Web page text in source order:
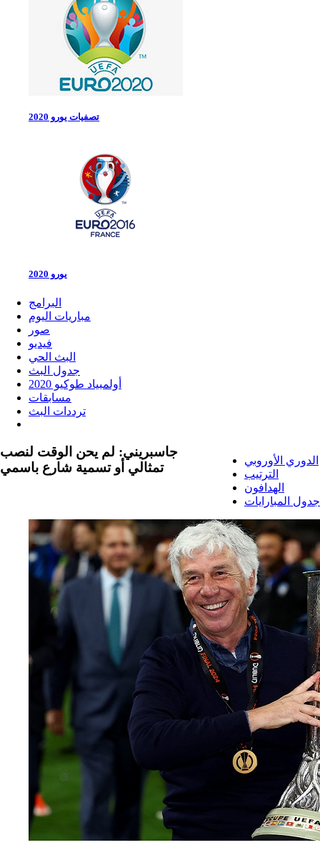
تصفيات يورو 2020
يورو 2020
البرامج
مباريات اليوم
صور
فيديو
البث الحي
جدول البث
أولمبياد طوكيو 2020
مسابقات
ترددات البث
الدوري الأوروبي
الترتيب
الهدافون
جدول المبارايات
جاسبريني: لم يحن الوقت لنصب
تمثالي أو تسمية شارع باسمي